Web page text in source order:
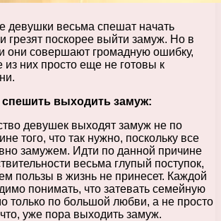
девушки весьма спешат начать
грезят поскорее выйти замуж. Но в
они совершают громадную ошибку,
из них просто еще не готовы к
выходить замуж:
девушек выходят замуж не по
того, что так нужно, поскольку все
замужем. Идти по данной причине
весьма глупый поступок,
пользы в жизнь не принесет. Каждой
понимать, что затевать семейную
только по большой любви, а не просто
уже пора выходить замуж.